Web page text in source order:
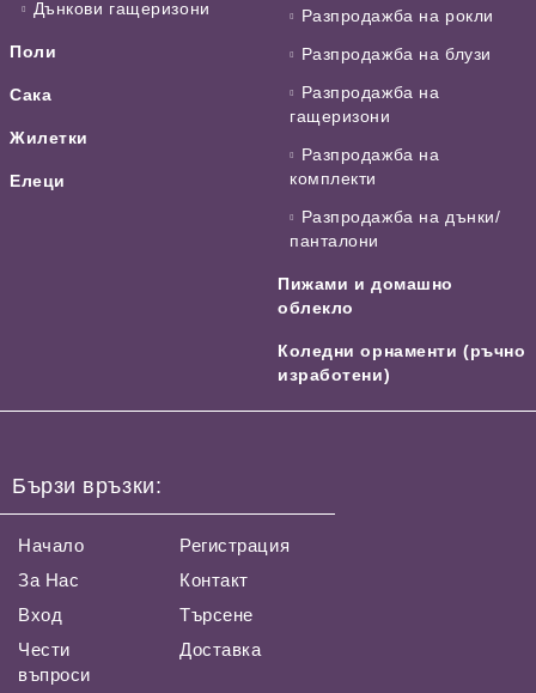
Дънкови гащеризони
Поли
Сака
Жилетки
Елеци
Разпродажба на рокли
Разпродажба на блузи
Разпродажба на
гащеризони
Разпродажба на
комплекти
Разпродажба на дънки/
панталони
Пижами и домашно
облекло
Коледни орнаменти (ръчно
изработени)
Бързи връзки:
Начало
За Нас
Вход
Чести
въпроси
Регистрация
Контакт
Търсене
Доставка